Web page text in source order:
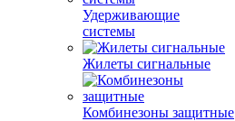
Удерживающие
системы
Жилеты сигнальные
Комбинезоны защитные